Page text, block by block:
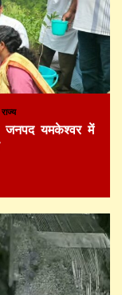
राज्य
जनपद यमकेश्वर में